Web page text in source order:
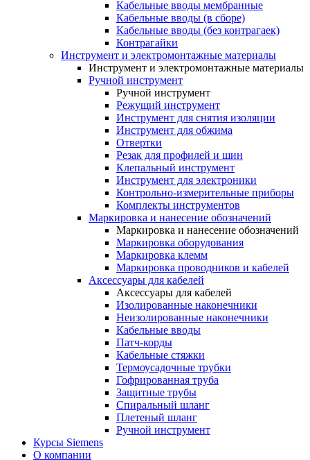
Кабельные вводы мембранные
Кабельные вводы (в сборе)
Кабельные вводы (без контрагаек)
Контрагайки
Инструмент и электромонтажные материалы
Инструмент и электромонтажные материалы
Ручной инструмент
Ручной инструмент
Режущий инструмент
Инструмент для снятия изоляции
Инструмент для обжима
Отвертки
Резак для профилей и шин
Клепальный инструмент
Инструмент для электроники
Контрольно-измерительные приборы
Комплекты инструментов
Маркировка и нанесение обозначений
Маркировка и нанесение обозначений
Маркировка оборудования
Маркировка клемм
Маркировка проводников и кабелей
Аксессуары для кабелей
Аксессуары для кабелей
Изолированные наконечники
Неизолированные наконечники
Кабельные вводы
Патч-корды
Кабельные стяжки
Термоусадочные трубки
Гофрированная труба
Защитные трубы
Спиральный шланг
Плетеный шланг
Ручной инструмент
Курсы Siemens
О компании